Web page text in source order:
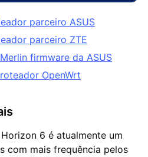
parceiro ASUS
parceiro ZTE
firmware da ASUS
OpenWrt
6 é atualmente um
com mais frequência pelos